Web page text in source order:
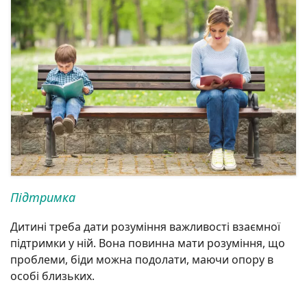
Підтримка
Дитині треба дати розуміння важливості взаємної
підтримки у ній. Вона повинна мати розуміння, що
проблеми, біди можна подолати, маючи опору в
особі близьких.